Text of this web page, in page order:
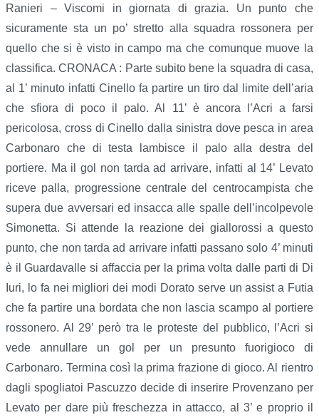
Ranieri – Viscomi in giornata di grazia. Un punto che
sicuramente sta un po’ stretto alla squadra rossonera per
quello che si è visto in campo ma che comunque muove la
classifica. CRONACA : Parte subito bene la squadra di casa,
al 1’ minuto infatti Cinello fa partire un tiro dal limite dell’aria
che sfiora di poco il palo. Al 11’ è ancora l’Acri a farsi
pericolosa, cross di Cinello dalla sinistra dove pesca in area
Carbonaro che di testa lambisce il palo alla destra del
portiere. Ma il gol non tarda ad arrivare, infatti al 14’ Levato
riceve palla, progressione centrale del centrocampista che
supera due avversari ed insacca alle spalle dell’incolpevole
Simonetta. Si attende la reazione dei giallorossi a questo
punto, che non tarda ad arrivare infatti passano solo 4’ minuti
è il Guardavalle si affaccia per la prima volta dalle parti di Di
Iuri, lo fa nei migliori dei modi Dorato serve un assist a Futia
che fa partire una bordata che non lascia scampo al portiere
rossonero. Al 29’ però tra le proteste del pubblico, l’Acri si
vede annullare un gol per un presunto fuorigioco di
Carbonaro. Termina così la prima frazione di gioco. Al rientro
dagli spogliatoi Pascuzzo decide di inserire Provenzano per
Levato per dare più freschezza in attacco, al 3’ e proprio il